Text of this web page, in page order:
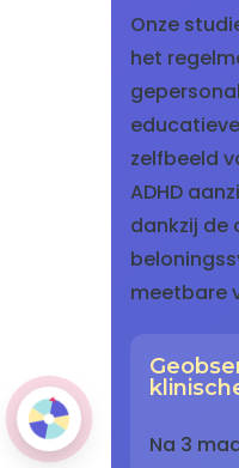
Onze
het
zelfbeeld
ADHD
dankzij de
meetbare
Na 3